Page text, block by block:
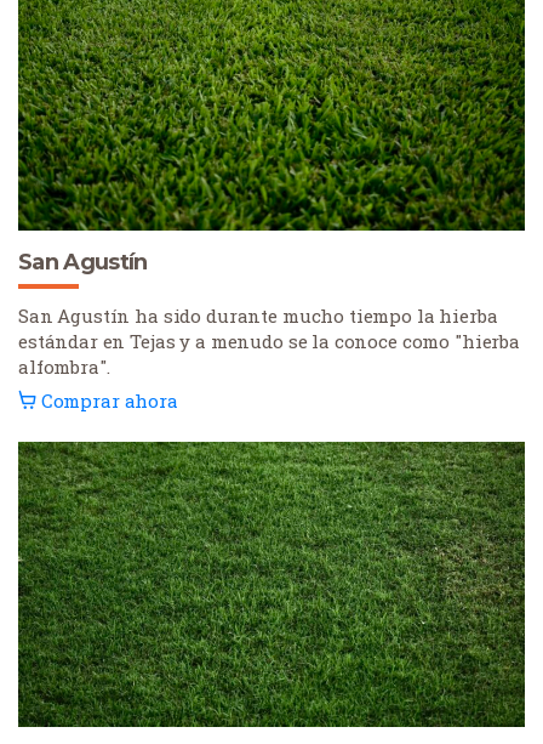
San Agustín
San Agustín ha sido durante mucho tiempo la hierba
estándar en Tejas y a menudo se la conoce como "hierba
alfombra".
Comprar ahora